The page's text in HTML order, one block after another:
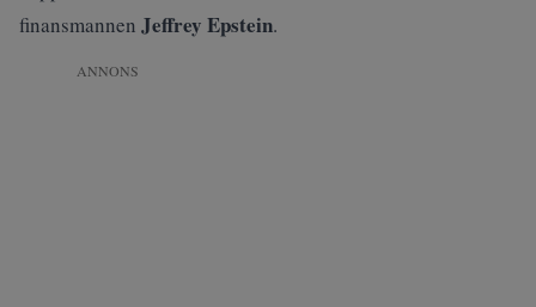
finansmannen Jeffrey Epstein.
ANNONS